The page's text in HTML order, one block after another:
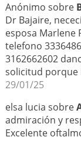
Anónimo sobre
Dr Bajaire,
esposa Marlene
telefono
3162662602
solicitud porque
29/01/25
elsa lucia sobre
admiración y
Excelente